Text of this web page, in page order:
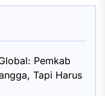
Pemkab
Tapi Harus